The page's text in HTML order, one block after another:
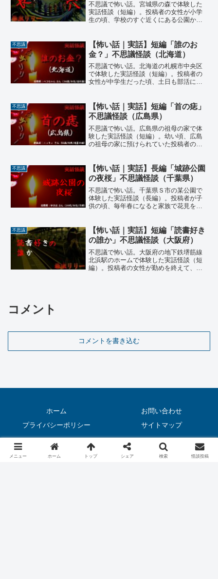
不思議で怖い話。宮城県の森で体験した
実話怪談（短編）。投稿者の女性が小学
生の頃、学校のすぐ近くにある公園から
森を探検していると、自分の背よりもず
っと高い蔦の絡んだ金網フェンスに辿り
着いた…
不思議
【怖い話｜実話】短編「誰のお
金？」不思議怪談（北海道）
不思議で怖い話。北海道の札幌市中央区
で体験した実話怪談（短編）。投稿者の
女性が中学生だった頃、土日も部活に励
も友人宅で遊んでいると、母親が「掃除
するから外で遊んできて」と言う。渋々
みんなで外へ出ると…
不思議
【怖い話｜実話】短編「首の痣」
不思議怪談（広島県）
不思議で怖い話。広島県の祖母の家で体
験した実話怪談（短編）。幼い頃、広島
の祖母の家に預けられていた投稿者の女
えるその痣が幼心に印象的だった。ある
日、遠くで火事があり、ワラワラと表に
出て来た近所の人々の中に…
不思議
【怖い話｜実話】長編「城跡公園
の夜桜」不思議怪談（千葉県）
不思議で怖い話。千葉県Ｓ市の某公園で
体験した実話怪談（長編）。投稿者が子
供の頃、毎年春になると家族で花見を楽
ら夜とは言え桜の見物客で混雑するはず
の公園なのだが、なぜかその時は公園内
には人がまばらで…
不思議
【怖い話｜実話】短編「読書好き
の誰か」不思議怪談（大阪府）
不思議で怖い話。大阪府の地下鉄堺筋線
北浜駅のホームで体験した実話怪談（短
編）。投稿者の女性が勤めを終えて、駅
コメント
コメントを書き込む
ホーム
お問い合わせ
プライバシーポリシー
サイトマップ
© 2020 怖い話（実話）｜恐虫リリー.
メニュー ホーム トップ シェア 検索 怪談投稿